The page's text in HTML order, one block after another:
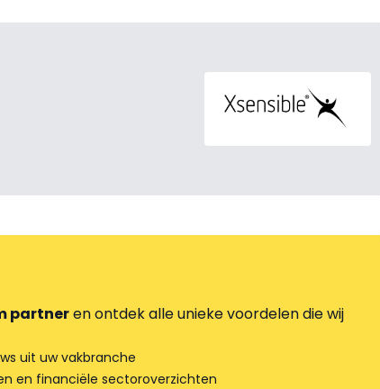
partneren ontdek alle unieke voordelen die wij
uit uw vakbranche
en financiële sectoroverzichten